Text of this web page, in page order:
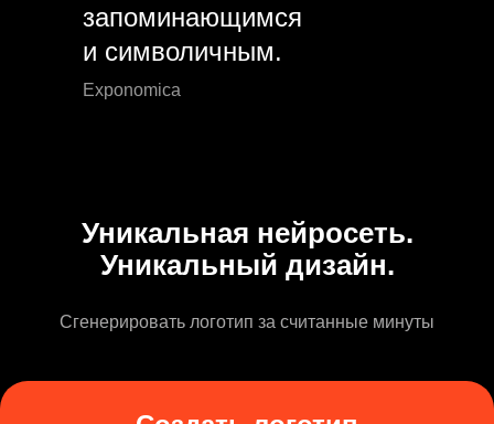
запоминающимся
и символичным.
Exponomica
Уникальная нейросеть.
Уникальный дизайн.
Сгенерировать логотип за считанные минуты